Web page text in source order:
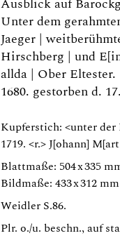
Ausblick auf
Unter dem
Jaeger |
Hirschberg | und
allda | Ober
1680. gestorben d.
Kupferstich: <unter der
1719. <r.> J[ohann]
Blattmaße: 504 x 335
Bildmaße: 433 x 312 mm
Weidler S.86.
Plr. o./u. beschn., auf